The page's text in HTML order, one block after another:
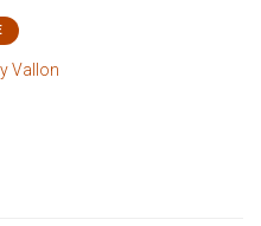
Vallon